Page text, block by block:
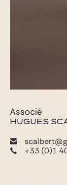
Associé
HUGUES
+33 (0)1